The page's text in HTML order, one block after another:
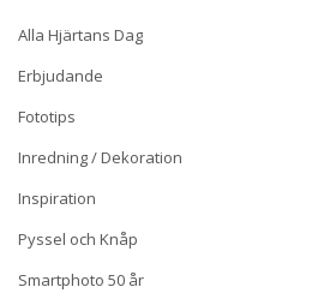
Alla Hjärtans Dag
Erbjudande
Fototips
Inredning / Dekoration
Inspiration
Pyssel och Knåp
Smartphoto 50 år